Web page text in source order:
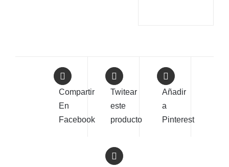
Compartir
En
Facebook
Twitear
este
producto
Añadir
a
Pinterest